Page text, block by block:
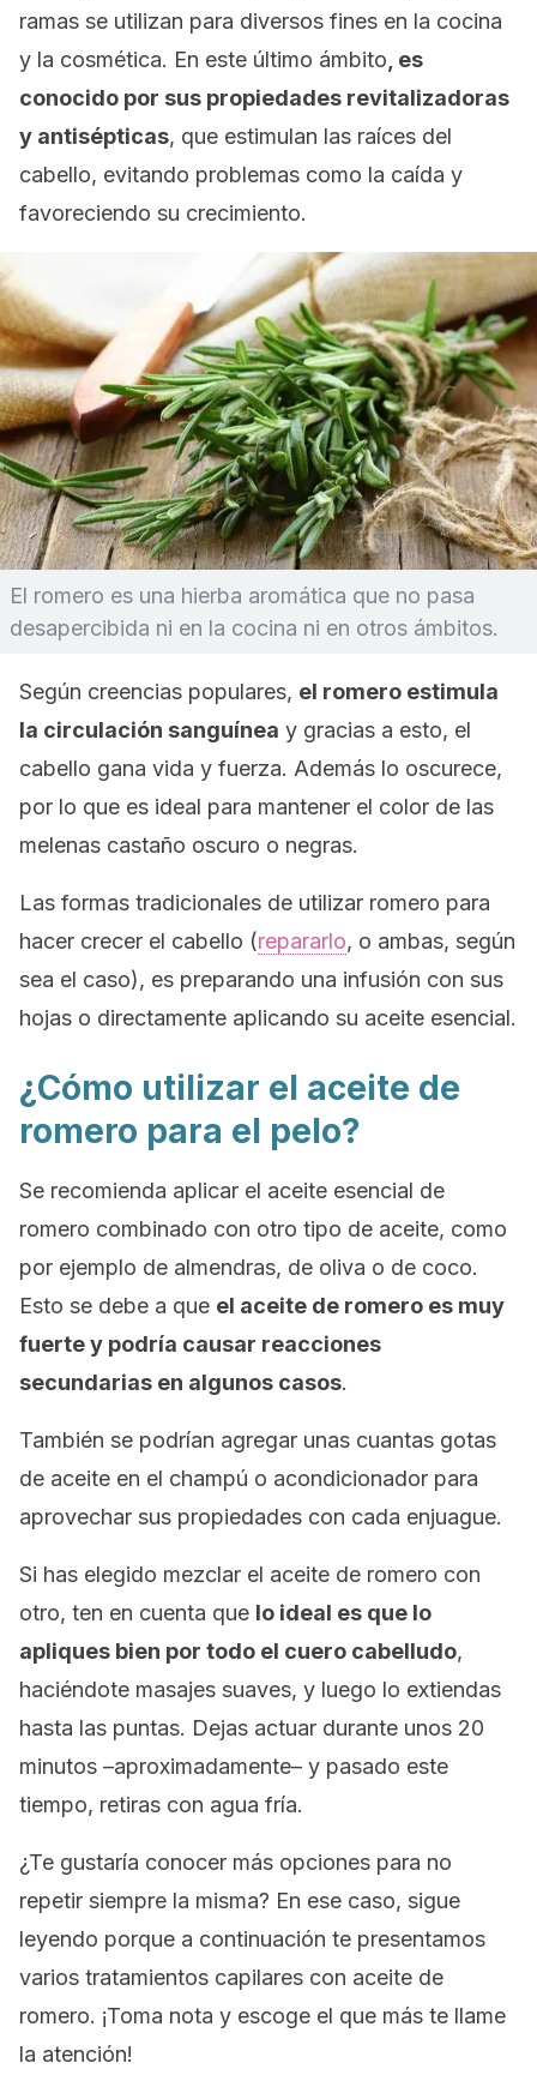
ramas se utilizan para diversos fines en la cocina
y la cosmética. En este último ámbito , es
conocido por sus propiedades revitalizadoras
y antisépticas, que estimulan las raíces del
cabello, evitando problemas como la caída y
favoreciendo su crecimiento.
El romero es una hierba aromática que no pasa
desapercibida ni en la cocina ni en otros ámbitos.
Según creencias populares, el romero estimula
la circulación sanguínea y gracias a esto, el
cabello gana vida y fuerza. Además lo oscurece,
por lo que es ideal para mantener el color de las
melenas castaño oscuro o negras.
Las formas tradicionales de utilizar romero para
hacer crecer el cabello (repararlo, o ambas, según
sea el caso), es preparando una infusión con sus
hojas o directamente aplicando su aceite esencial.
¿Cómo utilizar el aceite de
romero para el pelo?
Se recomienda aplicar el aceite esencial de
romero combinado con otro tipo de aceite, como
por ejemplo de almendras, de oliva o de coco.
Esto se debe a que el aceite de romero es muy
fuerte y podría causar reacciones
secundarias en algunos casos.
También se podrían agregar unas cuantas gotas
de aceite en el champú o acondicionador para
aprovechar sus propiedades con cada enjuague.
Si has elegido mezclar el aceite de romero con
otro, ten en cuenta que lo ideal es que lo
apliques bien por todo el cuero cabelludo,
haciéndote masajes suaves, y luego lo extiendas
hasta las puntas. Dejas actuar durante unos 20
minutos –aproximadamente– y pasado este
tiempo, retiras con agua fría.
¿Te gustaría conocer más opciones para no
repetir siempre la misma? En ese caso, sigue
leyendo porque a continuación te presentamos
varios tratamientos capilares con aceite de
romero. ¡Toma nota y escoge el que más te llame
la atención!